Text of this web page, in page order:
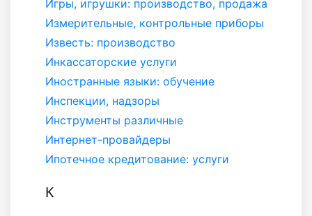
Игры, игрушки: производство, продажа
Измерительные, контрольные приборы
Известь: производство
Инкассаторские услуги
Иностранные языки: обучение
Инспекции, надзоры
Инструменты различные
Интернет-провайдеры
Ипотечное кредитование: услуги
К